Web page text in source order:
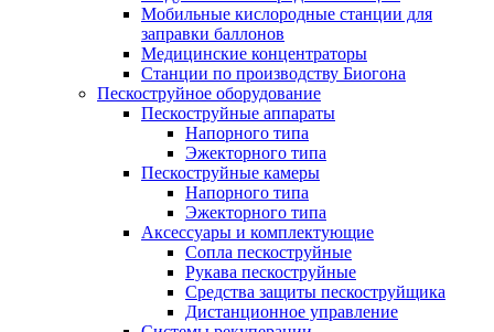
Мобильные кислородные станции для
заправки баллонов
Медицинские концентраторы
Станции по производству Биогона
Пескоструйное оборудование
Пескоструйные аппараты
Напорного типа
Эжекторного типа
Пескоструйные камеры
Напорного типа
Эжекторного типа
Аксессуары и комплектующие
Сопла пескоструйные
Рукава пескоструйные
Средства защиты пескоструйщика
Дистанционное управление